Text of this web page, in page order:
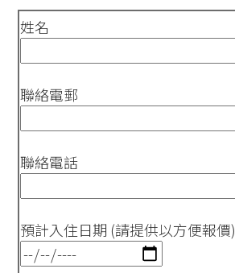
姓名
聯絡電郵
聯絡電話
預計入住日期 (請提供以方便報價)